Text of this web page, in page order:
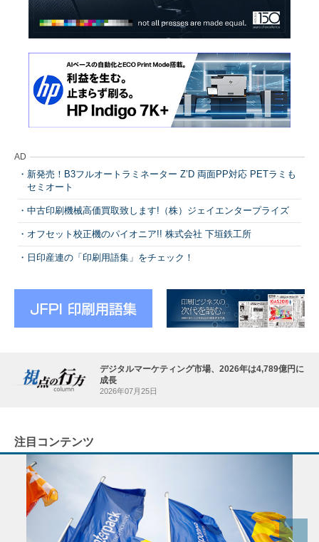
AD
新発売！B3フルオートラミネーター Z’D 両面PP対応 PETラミも
セミオート
中古印刷機械高価買取致します!（株）ジェイエンタープライズ
オフセット校正機のパイオニア!! 株式会社 下垣鉄工所
日印産連の「印刷用語集」をチェック！
デジタルマーケティング市場、2026年は4,789億円に
成長
2026年07月25日
注目コンテンツ